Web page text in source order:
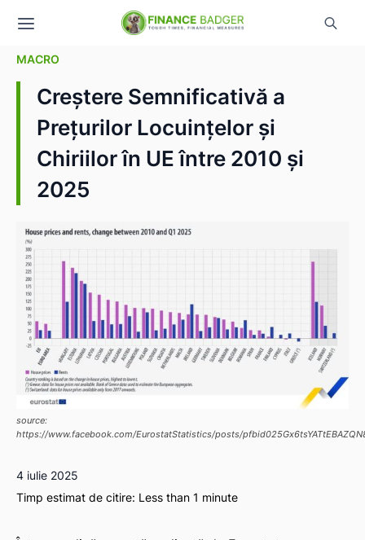
MACRO
Creștere Semnificativă a
Prețurilor Locuințelor și
Chiriilor în UE între 2010 și
2025
source:
https://www.facebook.com/EurostatStatistics/posts/
4 iulie 2025
Timp estimat de citire: Less than 1 minute